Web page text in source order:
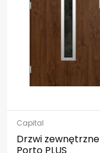
Capital
Drzwi zewnętrzne